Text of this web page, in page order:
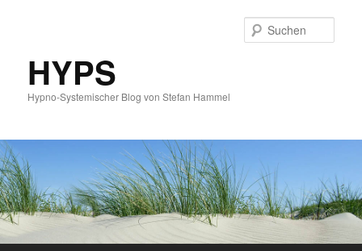
HYPS
Hypno-Systemischer Blog von Stefan Hammel